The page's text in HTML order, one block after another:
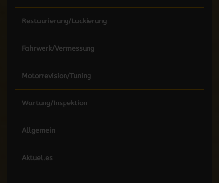
Restaurierung/Lackierung
Fahrwerk/Vermessung
Motorrevision/Tuning
Wartung/Inspektion
Allgemein
Aktuelles